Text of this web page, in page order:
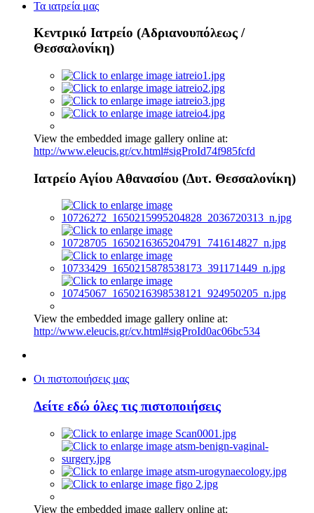
Τα ιατρεία μας
Κεντρικό Ιατρείο (Αδριανουπόλεως /
Θεσσαλονίκη)
View the embedded image gallery online at:
http://www.eleucis.gr/cv.html#sigProId74f985fcfd
Ιατρείο Αγίου Αθανασίου (Δυτ. Θεσσαλονίκη)
View the embedded image gallery online at:
http://www.eleucis.gr/cv.html#sigProId0ac06bc534
Οι πιστοποιήσεις μας
Δείτε εδώ όλες τις πιστοποιήσεις
View the embedded image gallery online at: